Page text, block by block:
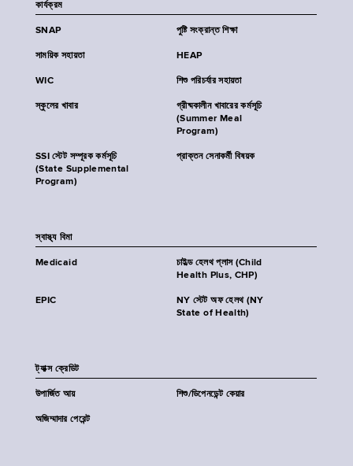
কার্যক্রম
SNAP পুষ্টি সংক্রান্ত শিক্ষা
সাময়িক সহায়তা HEAP
WIC শিশু পরিচর্যার সহায়তা
স্কুলের খাবার
গ্রীষ্মকালীন খাবারের কর্মসূচি
(Summer Meal
Program)
SSI স্টেট সম্পূরক কর্মসূচি
(State Supplemental
Program)
প্রাক্তন সেনাকর্মী বিষয়ক
স্বাস্থ্য বিমা
Medicaid
চাইল্ড হেলথ প্লাস (Child
Health Plus, CHP)
EPIC
NY স্টেট অফ হেলথ (NY
State of Health)
ট্যাক্স ক্রেডিট
উপার্জিত আয় শিশু/ডিপেনডেন্ট কেয়ার
অজিম্মাদার পেরেন্ট